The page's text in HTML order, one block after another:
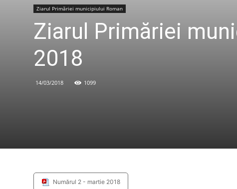
Ziarul Primăriei municipiului Roman
Ziarul Primăriei
2018
14/03/2018 1099
Numărul 2 - martie 2018